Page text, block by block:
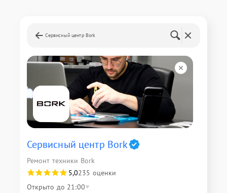
Сервисный центр Bork
Сервисный центр Bork
Ремонт техники Bork
5,0235 оценки
Открыто до 21:00